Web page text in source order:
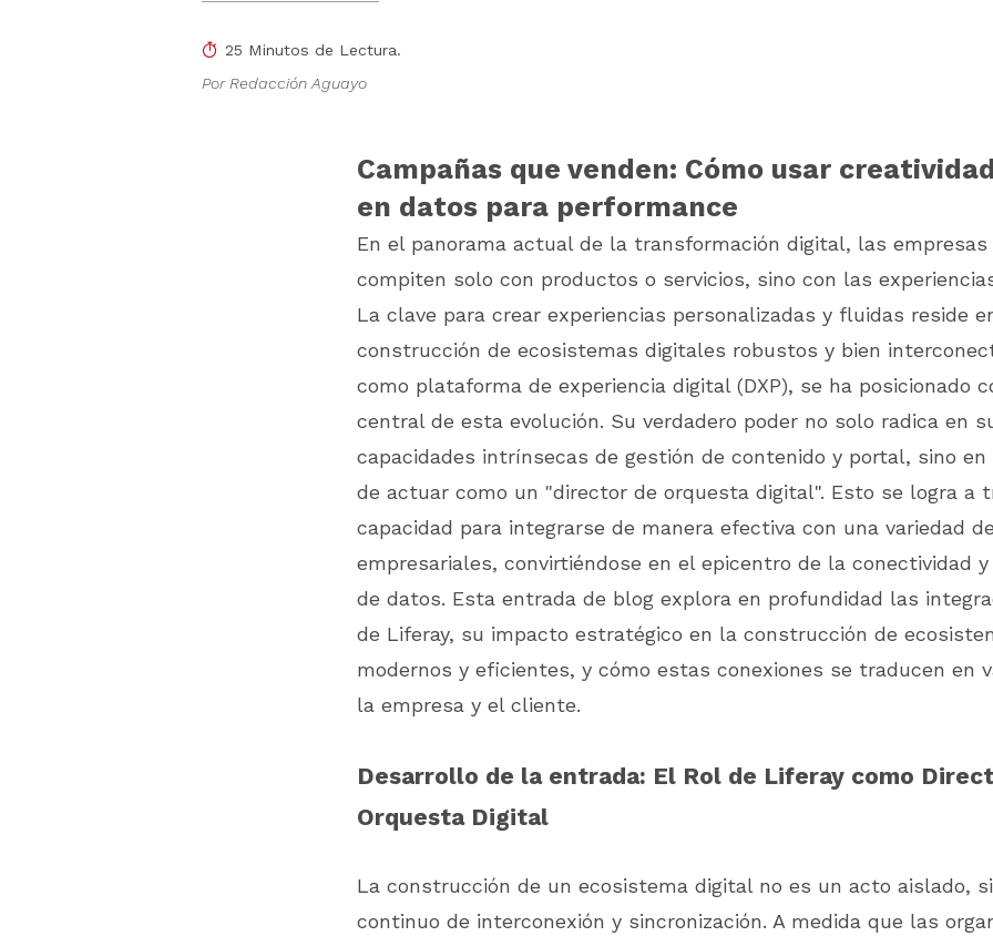
25 Minutos de Lectura.
Por Redacción Aguayo
Campañas que venden: Cómo usar
en datos para performance
En el panorama actual de la transformación digital, las empresas
compiten solo con productos o servicios, sino con las
La clave para crear experiencias personalizadas y fluidas reside
construcción de ecosistemas digitales robustos y bien
como plataforma de experiencia digital (DXP), se ha posicionado
central de esta evolución. Su verdadero poder no solo radica en
capacidades intrínsecas de gestión de contenido y portal, sino en
de actuar como un "director de orquesta digital". Esto se logra a
capacidad para integrarse de manera efectiva con una variedad
empresariales, convirtiéndose en el epicentro de la conectividad
de datos. Esta entrada de blog explora en profundidad las
de Liferay, su impacto estratégico en la construcción de
modernos y eficientes, y cómo estas conexiones se traducen en
la empresa y el cliente.
Desarrollo de la entrada: El Rol de Liferay como
Orquesta Digital
La construcción de un ecosistema digital no es un acto aislado,
continuo de interconexión y sincronización. A medida que las